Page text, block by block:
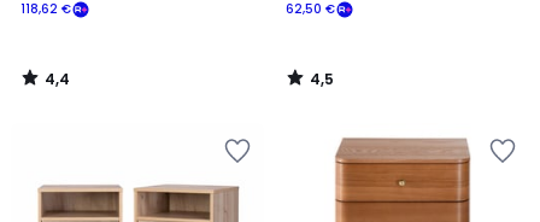
118,62 €
4,4
/
62,50 €
4,5
/